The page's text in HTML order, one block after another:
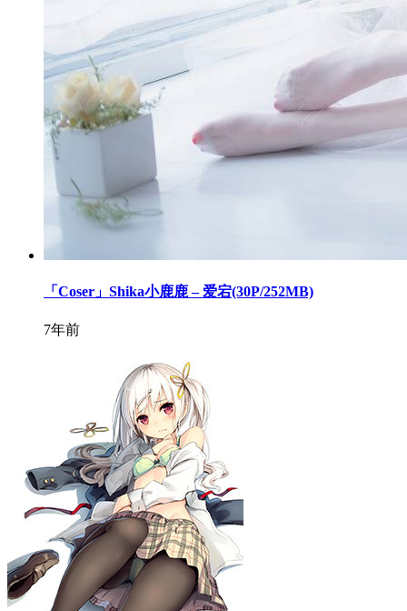
「Coser」Shika小鹿鹿 – 爱宕(30P/252MB)
7年前